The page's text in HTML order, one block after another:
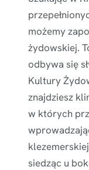
możemy
żydowskiej.
odbywa się
Kultury
znajdziesz
w których
siedząc u